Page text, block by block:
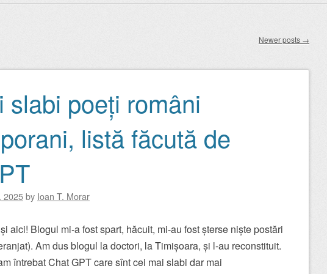
Newer posts →
slabi poeți români
listă făcută de
2025by Ioan T. Morar
aici! Blogul mi-a fost spart, hăcuit, mi-au fost șterse niște postări
Am dus blogul la doctori, la Timișoara, și l-au reconstituit.
întrebat Chat GPT care sînt cei mai slabi dar mai